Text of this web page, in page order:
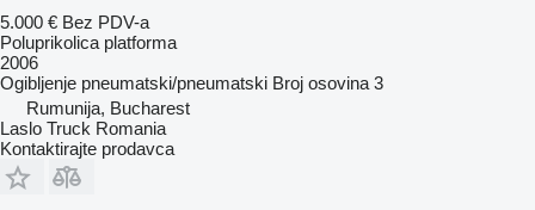
5.000 € Bez PDV-a
Poluprikolica platforma
2006
Ogibljenje pneumatski/pneumatski Broj osovina 3
Rumunija, Bucharest
Laslo Truck Romania
Kontaktirajte prodavca